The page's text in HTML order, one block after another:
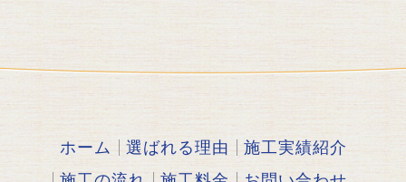
ホーム 選ばれる理由
施工実績紹介